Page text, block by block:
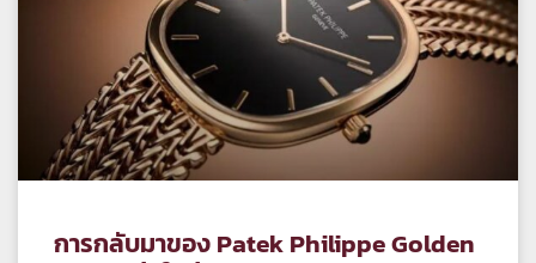
การกลับมาของ Patek Philippe Golden